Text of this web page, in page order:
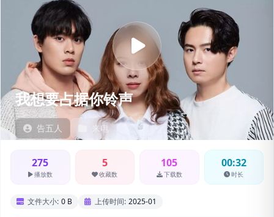
我想要占据你铃声
告五人 来电
275
播放数
5
收藏数
105
下载数
00:32
时长
文件大小: 0 B 上传时间: 2025-01